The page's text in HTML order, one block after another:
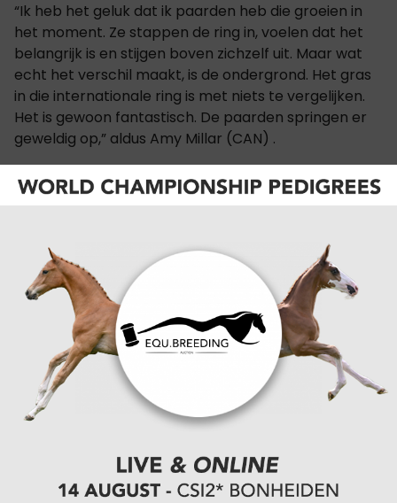
“Ik heb het geluk dat ik paarden heb die groeien in
het moment. Ze stappen de ring in, voelen dat het
belangrijk is en stijgen boven zichzelf uit. Maar wat
echt het verschil maakt, is de ondergrond. Het gras
in die internationale ring is met niets te vergelijken.
Het is gewoon fantastisch. De paarden springen er
geweldig op,” aldus Amy Millar (CAN) .
Samen met de Belgisch gefokte De Flor 111 Z (Der
Senaat 111, fokker: Harrie Theeuwes) volgde Erynn
werd internationaal opgeleid door Joe Clee.
PAARDEN: CHRISTIANO
CATEGORIËN: SPORTNIEUWS SHOWJUMPING
VORIGE